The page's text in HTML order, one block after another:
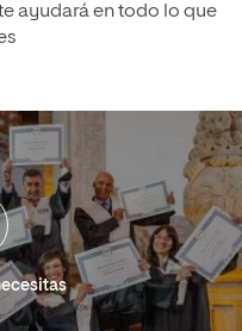
ayudará en todo lo que